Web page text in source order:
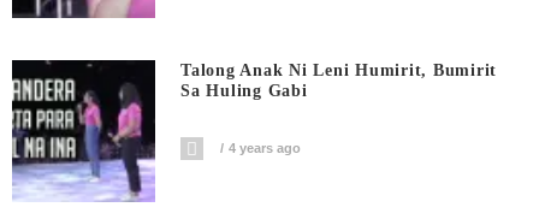
Talong Anak Ni Leni Humirit, Bumirit
Sa Huling Gabi
4 years ago